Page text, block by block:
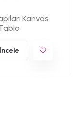
Kanvas
İncele